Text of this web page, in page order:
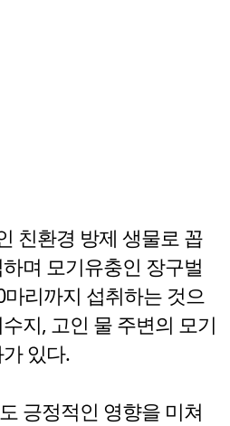
친환경 방제 생물로 꼽
며 모기유충인 장구벌
리까지 섭취하는 것으
지, 고인 물 주변의 모기
있다.
긍정적인 영향을 미쳐